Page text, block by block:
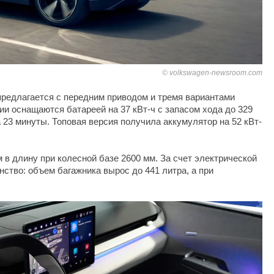
volkswagen-newsroom.com
с передним приводом и тремя вариантами
оснащаются батареей на 37 кВт-ч с запасом хода до 329
минуты. Топовая версия получила аккумулятор на 52 кВт-
длину при колесной базе 2600 мм. За счет электрической
объем багажника вырос до 441 литра, а при